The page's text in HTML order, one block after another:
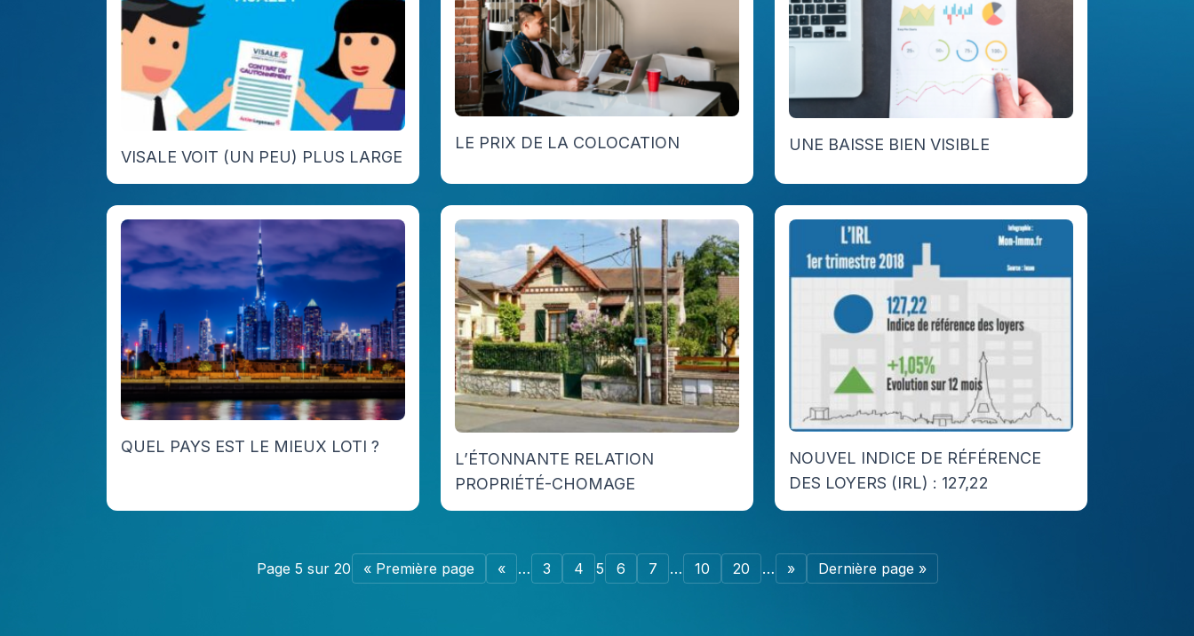
VISALE VOIT (UN PEU) PLUS LARGE
LE PRIX DE LA COLOCATION UNE BAISSE BIEN VISIBLE
QUEL PAYS EST LE MIEUX LOTI ?
L’ÉTONNANTE RELATION
PROPRIÉTÉ-CHOMAGE
NOUVEL INDICE DE RÉFÉRENCE
DES LOYERS (IRL) : 127,22
Page 5 sur 20 « Première page « … 3 4 5 6 7 … 10 20 … » Dernière page »